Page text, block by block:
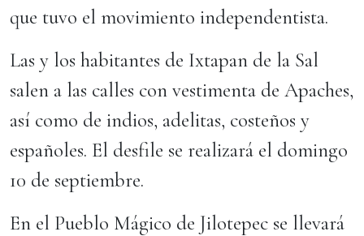
que tuvo el movimiento independentista.
Las y los habitantes de Ixtapan de la Sal
salen a las calles con vestimenta de Apaches,
así como de indios, adelitas, costeños y
españoles. El desfile se realizará el domingo
10 de septiembre.
En el Pueblo Mágico de Jilotepec se llevará